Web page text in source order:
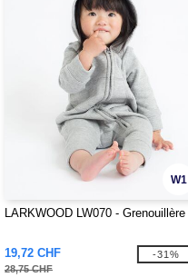
W1
LARKWOOD LW070 - Grenouillère
19,72 CHF
28,75 CHF
-31%